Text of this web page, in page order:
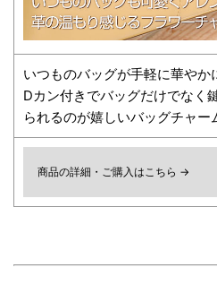
いつものバッグが手軽に華やか
Dカン付きでバッグだけでなく
られるのが嬉しいバッグチャー
商品の詳細・ご購入はこちら →